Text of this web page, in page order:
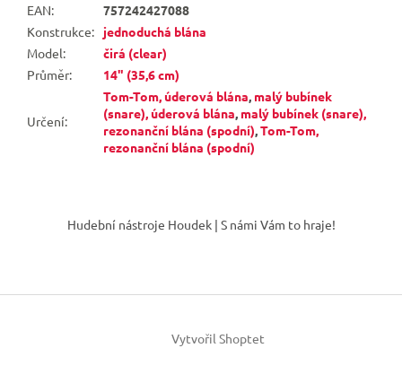
EAN:
757242427088
Konstrukce:
jednoduchá blána
Model:
čirá (clear)
Průměr: 14" (35,6 cm)
Určení:
Tom-Tom, úderová blána, malý bubínek
(snare), úderová blána, malý bubínek (snare),
rezonanční blána (spodní),Tom-Tom,
rezonanční blána (spodní)
í
Hudební nástroje Houdek | S námi Vám to hraje!
Vytvořil Shoptet